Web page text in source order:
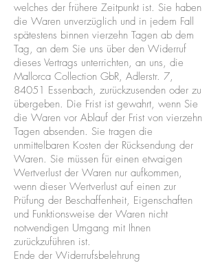
welches der frühere Zeitpunkt ist. Sie haben
die Waren unverzüglich und in jedem Fall
spätestens binnen vierzehn Tagen ab dem
Tag, an dem Sie uns über den Widerruf
dieses Vertrags unterrichten, an uns, die
Mallorca Collection GbR, Adlerstr. 7,
84051 Essenbach, zurückzusenden oder zu
übergeben. Die Frist ist gewahrt, wenn Sie
die Waren vor Ablauf der Frist von vierzehn
Tagen absenden. Sie tragen die
unmittelbaren Kosten der Rücksendung der
Waren. Sie müssen für einen etwaigen
Wertverlust der Waren nur aufkommen,
wenn dieser Wertverlust auf einen zur
Prüfung der Beschaffenheit, Eigenschaften
und Funktionsweise der Waren nicht
notwendigen Umgang mit Ihnen
zurückzuführen ist.
Ende der Widerrufsbelehrung